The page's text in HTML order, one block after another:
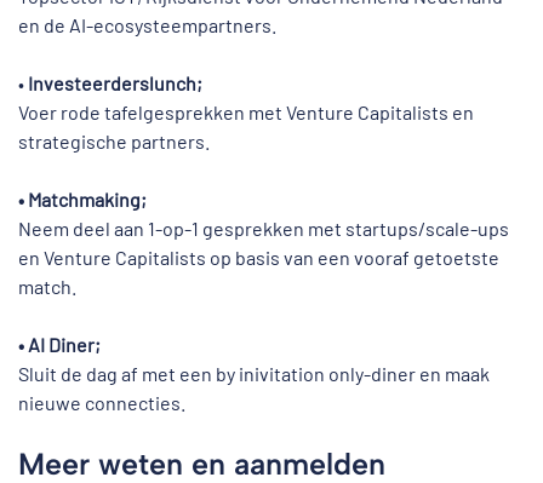
en de AI-ecosysteempartners.
• Investeerderslunch;
Voer rode tafelgesprekken met Venture Capitalists en
strategische partners.
• Matchmaking;
Neem deel aan 1-op-1 gesprekken met startups/scale-ups
en Venture Capitalists op basis van een vooraf getoetste
match.
• AI Diner;
Sluit de dag af met een by inivitation only-diner en maak
nieuwe connecties.
Meer weten en aanmelden